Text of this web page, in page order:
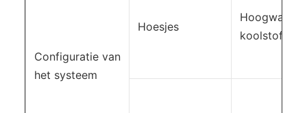
Configuratie van
het systeem
Hoesjes
koolstofstaal